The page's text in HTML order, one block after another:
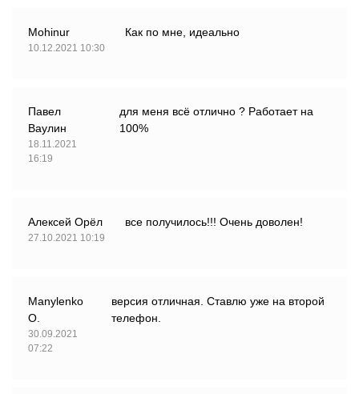
Mohinur
10.12.2021 10:30
Как по мне, идеально
Павел
Ваулин
18.11.2021
16:19
для меня всё отлично ? Работает на
100%
Алексей Орёл
27.10.2021 10:19
все получилось!!! Очень доволен!
Manylenko
О.
30.09.2021
07:22
версия отличная. Ставлю уже на второй
телефон.